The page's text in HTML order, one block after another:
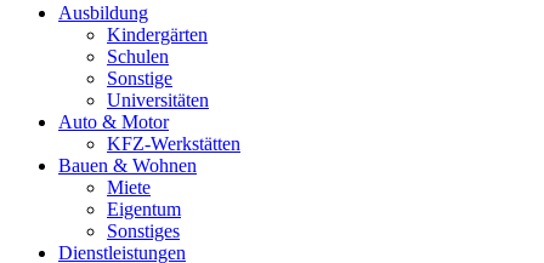
Ausbildung
Kindergärten
Schulen
Sonstige
Universitäten
Auto & Motor
KFZ-Werkstätten
Bauen & Wohnen
Miete
Eigentum
Sonstiges
Dienstleistungen